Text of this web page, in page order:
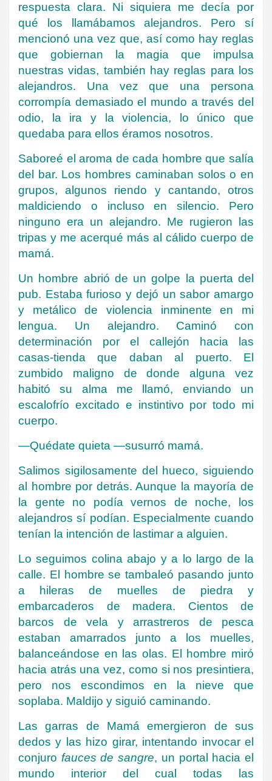
respuesta clara. Ni siquiera me decía por
qué los llamábamos alejandros. Pero sí
mencionó una vez que, así como hay reglas
que gobiernan la magia que impulsa
nuestras vidas, también hay reglas para los
alejandros. Una vez que una persona
corrompía demasiado el mundo a través del
odio, la ira y la violencia, lo único que
quedaba para ellos éramos nosotros.
Saboreé el aroma de cada hombre que salía
del bar. Los hombres caminaban solos o en
grupos, algunos riendo y cantando, otros
maldiciendo o incluso en silencio. Pero
ninguno era un alejandro. Me rugieron las
tripas y me acerqué más al cálido cuerpo de
mamá.
Un hombre abrió de un golpe la puerta del
pub. Estaba furioso y dejó un sabor amargo
y metálico de violencia inminente en mi
lengua. Un alejandro. Caminó con
determinación por el callejón hacia las
casas-tienda que daban al puerto. El
zumbido maligno de donde alguna vez
habitó su alma me llamó, enviando un
escalofrío excitado e instintivo por todo mi
cuerpo.
—Quédate quieta —susurró mamá.
Salimos sigilosamente del hueco, siguiendo
al hombre por detrás. Aunque la mayoría de
la gente no podía vernos de noche, los
alejandros sí podían. Especialmente cuando
tenían la intención de lastimar a alguien.
Lo seguimos colina abajo y a lo largo de la
calle. El hombre se tambaleó pasando junto
a hileras de muelles de piedra y
embarcaderos de madera. Cientos de
barcos de vela y arrastreros de pesca
estaban amarrados junto a los muelles,
balanceándose en las olas. El hombre miró
hacia atrás una vez, como si nos presintiera,
pero nos escondimos en la nieve que
soplaba. Maldijo y siguió caminando.
Las garras de Mamá emergieron de sus
dedos y las hizo girar, intentando invocar el
conjuro fauces de sangre, un portal hacia el
mundo interior del cual todas las